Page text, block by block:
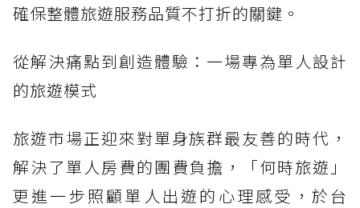
確保整體旅遊服務品質不打折的關鍵。
從解決痛點到創造體驗：一場專為單人設計
的旅遊模式
旅遊市場正迎來對單身族群最友善的時代，
解決了單人房費的團費負擔，「何時旅遊」
更進一步照顧單人出遊的心理感受，於台